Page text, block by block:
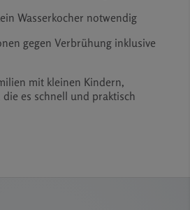
Wasserkocher notwendig
gegen Verbrühung inklusive
mit kleinen Kindern,
es schnell und praktisch